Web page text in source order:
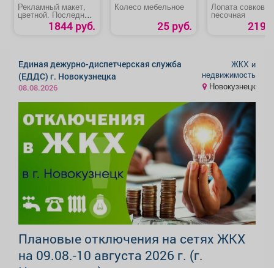
Рекламный макет,
цветной. Последняя
полоса. 1844 руб.
Колесо мебельное
25 руб.
Лопата совковая
песочная
219
Единая дежурно-диспетчерская служба
(ЕДДС) г. Новокузнецка
08.08.2026
ЖКХ и
недвижимость
Новокузнецк
Плановые отключения на сетях ЖКХ
на 09.08.-10 августа 2026 г. (г.